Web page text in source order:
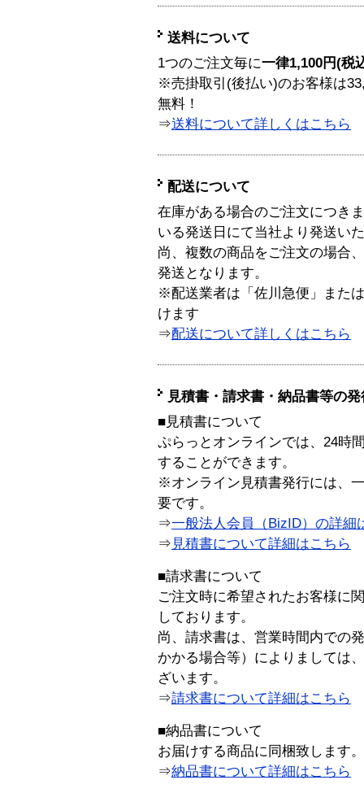
送料について
1つのご注文毎に一律1,100円(税
※売掛取引(後払い)のお客様は
無料！
⇒送料について詳しくはこちら
配送について
在庫がある場合のご注文につき
いる発送日にて当社より発送い
尚、複数の商品をご注文の場合
発送となります。
※配送業者は「佐川急便」また
けます
⇒配送について詳しくはこちら
見積書・請求書・納品書等の
■見積書について
ぷらっとオンラインでは、24時
することができます。
※オンライン見積書発行には、
要です。
⇒一般法人会員（BizID）の詳細
⇒ 見積書について詳細はこちら
■請求書について
ご注文時に希望されたお客様に
しております。
尚、請求書は、営業時間内での
かかる場合等）によりましては
ざいます。
⇒請求書について詳細はこちら
■納品書について
お届けする商品に同梱致します。
⇒納品書について詳細はこちら